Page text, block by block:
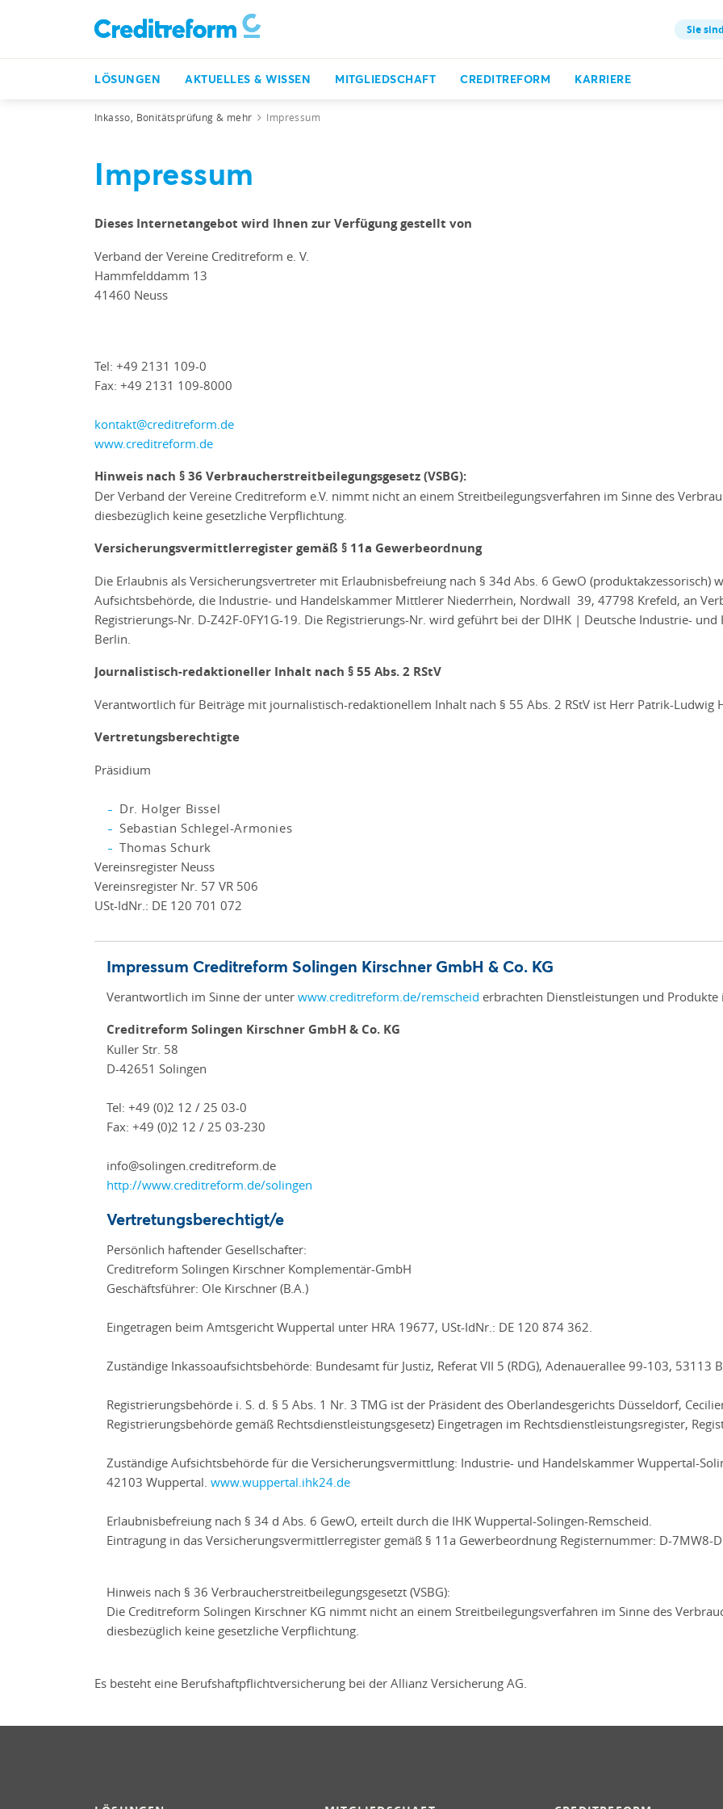
Sie
LÖSUNGEN AKTUELLES & WISSEN MITGLIEDSCHAFT CREDITREFORM KARRIERE
Inkasso, Bonitätsprüfung & mehr Impressum
Impressum
Dieses Internetangebot wird Ihnen zur Verfügung gestellt von
Verband der Vereine Creditreform e. V.
Hammfelddamm 13
41460 Neuss
Tel: +49 2131 109-0
Fax: +49 2131 109-8000
kontakt@creditreform.de
www.creditreform.de
Hinweis nach § 36 Verbraucherstreitbeilegungsgesetz (VSBG):
Der Verband der Vereine Creditreform e.V. nimmt nicht an einem Streitbeilegungsverfahren im Sinne des
diesbezüglich keine gesetzliche Verpflichtung.
Versicherungsvermittlerregister gemäß § 11a Gewerbeordnung
Die Erlaubnis als Versicherungsvertreter mit Erlaubnisbefreiung nach § 34d Abs. 6 GewO (produktakzessorisch)
Aufsichtsbehörde, die Industrie- und Handelskammer Mittlerer Niederrhein, Nordwall 39, 47798 Krefeld, an
Registrierungs-Nr. D-Z42F-0FY1G-19. Die Registrierungs-Nr. wird geführt bei der DIHK | Deutsche Industrie-
Berlin.
Journalistisch-redaktioneller Inhalt nach § 55 Abs. 2 RStV
Verantwortlich für Beiträge mit journalistisch-redaktionellem Inhalt nach § 55 Abs. 2 RStV ist Herr Patrik-Ludwig
Vertretungsberechtigte
Präsidium
Dr. Holger Bissel
Sebastian Schlegel-Armonies
Thomas Schurk
Vereinsregister Neuss
Vereinsregister Nr. 57 VR 506
USt-IdNr.: DE 120 701 072
Impressum Creditreform Solingen Kirschner GmbH & Co. KG
Verantwortlich im Sinne der unter www.creditreform.de/remscheid erbrachten Dienstleistungen und Produkte
Creditreform Solingen Kirschner GmbH & Co. KG
Kuller Str. 58
D-42651 Solingen
Tel: +49 (0)2 12 / 25 03-0
Fax: +49 (0)2 12 / 25 03-230
info@solingen.creditreform.de
http://www.creditreform.de/solingen
Vertretungsberechtigt/e
Persönlich haftender Gesellschafter:
Creditreform Solingen Kirschner Komplementär-GmbH
Geschäftsführer: Ole Kirschner (B.A.)
Eingetragen beim Amtsgericht Wuppertal unter HRA 19677, USt-IdNr.: DE 120 874 362.
Zuständige Inkassoaufsichtsbehörde: Bundesamt für Justiz, Referat VII 5 (RDG), Adenauerallee 99-103, 53113
Registrierungsbehörde i. S. d. § 5 Abs. 1 Nr. 3 TMG ist der Präsident des Oberlandesgerichts Düsseldorf,
Registrierungsbehörde gemäß Rechtsdienstleistungsgesetz) Eingetragen im Rechtsdienstleistungsregister,
Zuständige Aufsichtsbehörde für die Versicherungsvermittlung: Industrie- und Handelskammer Wuppertal-
42103 Wuppertal. www.wuppertal.ihk24.de
Erlaubnisbefreiung nach § 34 d Abs. 6 GewO, erteilt durch die IHK Wuppertal-Solingen-Remscheid.
Eintragung in das Versicherungsvermittlerregister gemäß § 11a Gewerbeordnung Registernummer: D-7MW8-
Hinweis nach § 36 Verbraucherstreitbeilegungsgesetzt (VSBG):
Die Creditreform Solingen Kirschner KG nimmt nicht an einem Streitbeilegungsverfahren im Sinne des
diesbezüglich keine gesetzliche Verpflichtung.
Es besteht eine Berufshaftpflichtversicherung bei der Allianz Versicherung AG.